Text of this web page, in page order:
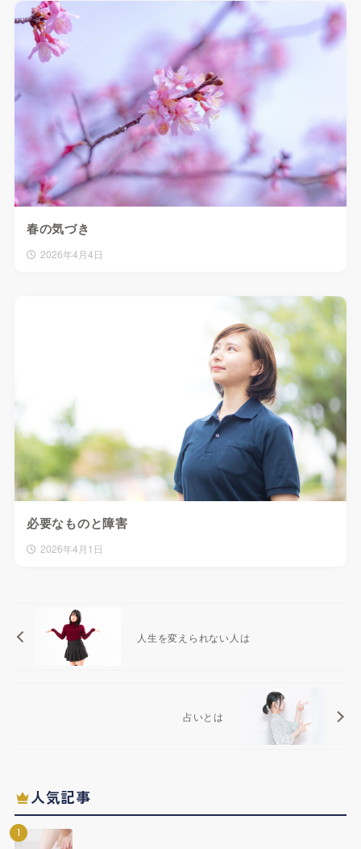
春の気づき
2026年4月4日
必要なものと障害
2026年4月1日
人生を変えられない人は
占いとは
人気記事
1